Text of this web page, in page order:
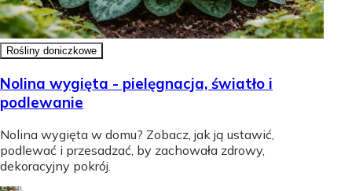
Rośliny doniczkowe
Nolina wygięta - pielęgnacja, światło i
podlewanie
Nolina wygięta w domu? Zobacz, jak ją ustawić,
podlewać i przesadzać, by zachowała zdrowy,
dekoracyjny pokrój.